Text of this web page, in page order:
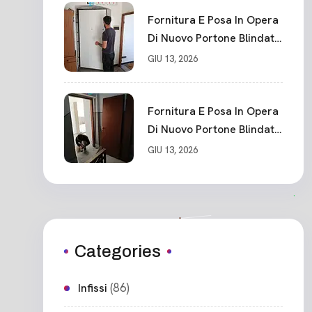
Fornitura E Posa In Opera
Di Nuovo Portone Blindato
Classe 3 Sicurezza
GIU 13, 2026
Fornitura E Posa In Opera
Di Nuovo Portone Blindato
Ceparana
GIU 13, 2026
Categories
Infissi (86)